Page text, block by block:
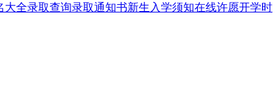
大全录取查询录取通知书新生入学须知在线许愿开学时